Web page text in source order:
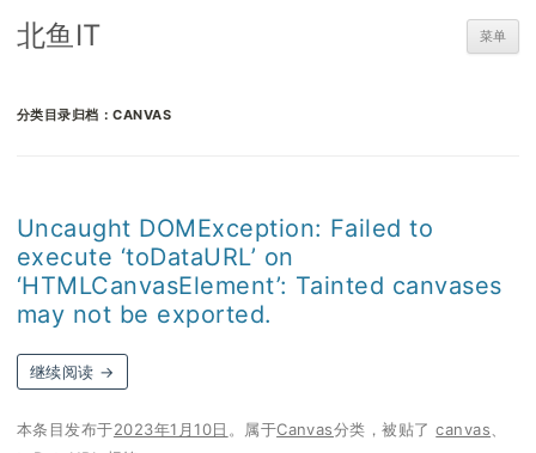
北鱼IT 菜单
分类目录归档：CANVAS
Uncaught DOMException: Failed to
execute ‘toDataURL’ on
‘HTMLCanvasElement’: Tainted canvases
may not be exported.
继续阅读 →
本条目发布于2023年1月10日 。属于Canvas分类，被贴了canvas